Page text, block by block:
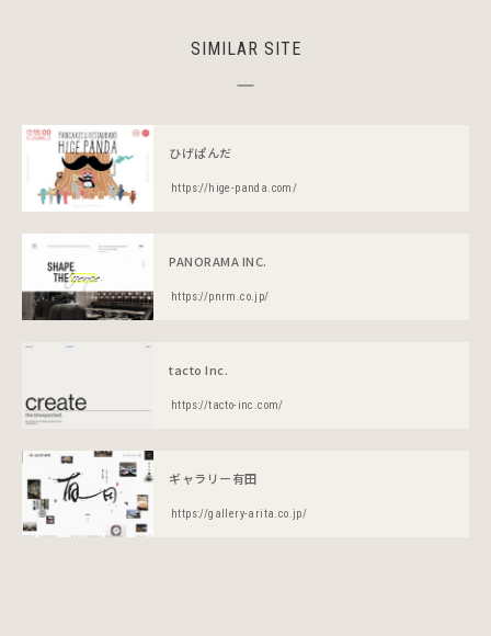
SIMILAR SITE
ひげぱんだ
https://hige-panda.com/
PANORAMA INC.
https://pnrm.co.jp/
tacto Inc.
https://tacto-inc.com/
ギャラリー有田
https://gallery-arita.co.jp/